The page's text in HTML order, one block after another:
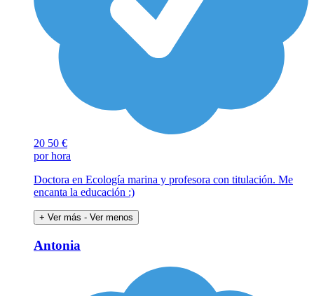
20 50 €
por hora
Doctora en Ecología marina y profesora con titulación. Me
encanta la educación :)
+ Ver más - Ver menos
Antonia